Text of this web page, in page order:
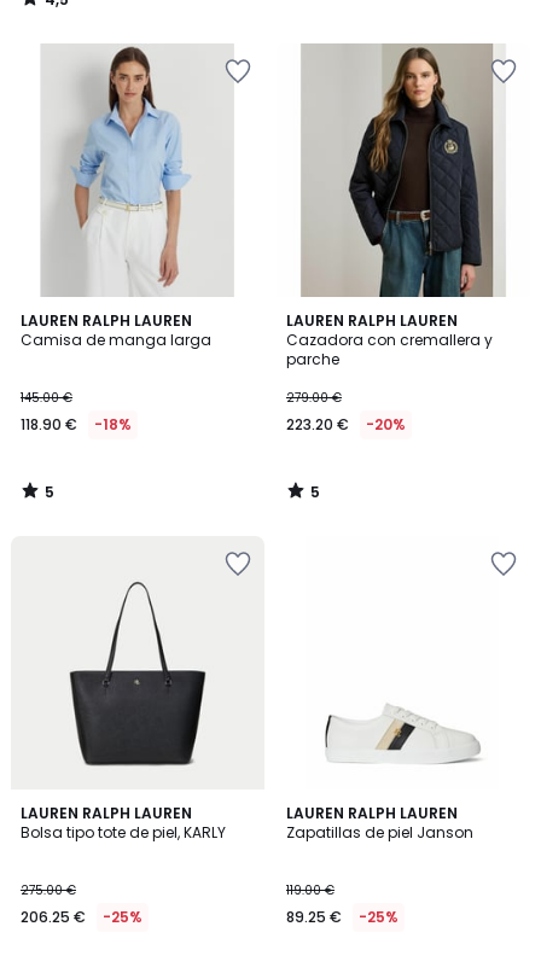
/
LAUREN RALPH LAUREN
Camisa de manga larga
145.00 €
118.90 € -18%
5
/
5
/
LAUREN RALPH LAUREN
Cazadora con cremallera y
parche
279.00 €
223.20 € -20%
5
/
5
5
/
LAUREN RALPH LAUREN
Bolsa tipo tote de piel, KARLY
275.00 €
206.25 € -25%
4,8
/ 5
LAUREN RALPH LAUREN
Zapatillas de piel Janson
119.00 €
89.25 € -25%